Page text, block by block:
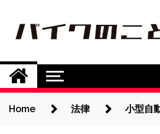
content
バイクの
典
バイク用語についてわ
Home 法律 小型自